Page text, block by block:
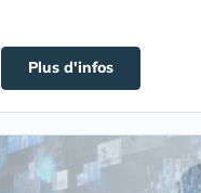
Plus d'infos